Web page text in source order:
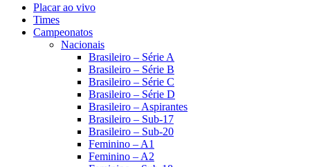
Placar ao vivo
Times
Campeonatos
Nacionais
Brasileiro – Série A
Brasileiro – Série B
Brasileiro – Série C
Brasileiro – Série D
Brasileiro – Aspirantes
Brasileiro – Sub-17
Brasileiro – Sub-20
Feminino – A1
Feminino – A2